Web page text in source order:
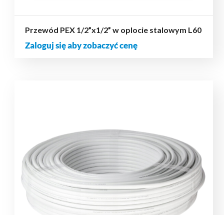
Przewód PEX 1/2”x1/2” w oplocie stalowym L60
Zaloguj się aby zobaczyć cenę